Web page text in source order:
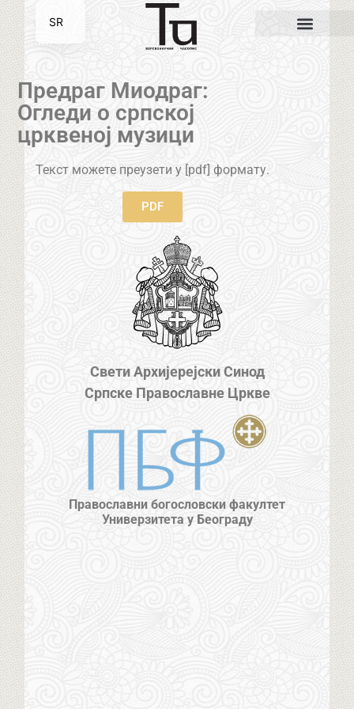
Предраг Миодраг:
Огледи о српској
црквеној музици
Текст можете преузети у [pdf] формату.
PDF
Свети Архијерејски Синод
Српске Православне Цркве
Православни богословски факултет
Универзитета у Београду
SR
EN